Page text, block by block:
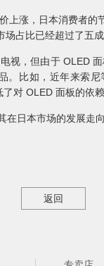
涨，日本消费者
占比已经超过了五
视，但由于 OLED
比如，近年来索
对 OLED 面板的依
日本市场的发展走
返回